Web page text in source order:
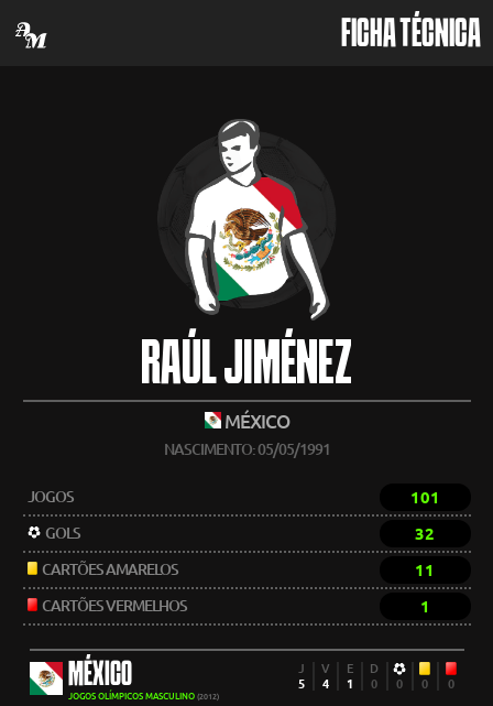
FICHA TÉCNICA
RAÚL JIMÉNEZ
MÉXICO
NASCIMENTO: 05/05/1991
JOGOS 101
GOLS 32
CARTÕES AMARELOS 11
CARTÕES VERMELHOS 1
MÉXICO
JOGOS OLÍMPICOS MASCULINO (2012)
J
5
V
4
E
1
D
0
0 0 0